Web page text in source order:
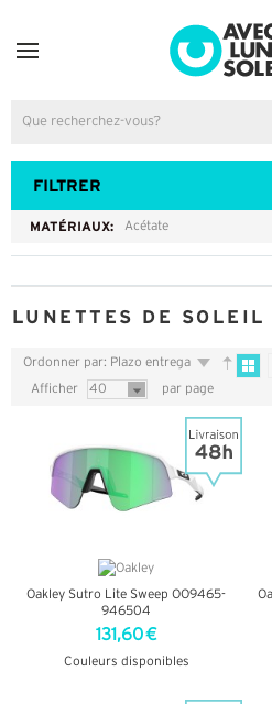
FILTRER
MATÉRIAUX: Acétate
LUNETTES DE
Ordonner par: Plazo entrega
Afficher 40 par page
Oakley Sutro Lite Sweep OO9465-
946504
131,60 €
Couleurs disponibles